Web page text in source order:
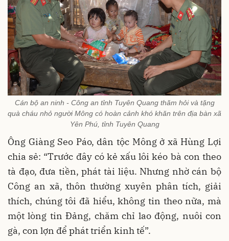
Cán bộ an ninh - Công an tỉnh Tuyên Quang thăm hỏi và tặng
quà cháu nhỏ người Mông có hoàn cảnh khó khăn trên địa bàn xã
Yên Phú, tỉnh Tuyên Quang
Ông Giàng Seo Páo, dân tộc Mông ở xã Hùng Lợi
chia sẻ: “Trước đây có kẻ xấu lôi kéo bà con theo
tà đạo, đưa tiền, phát tài liệu. Nhưng nhờ cán bộ
Công an xã, thôn thường xuyên phân tích, giải
thích, chúng tôi đã hiểu, không tin theo nữa, mà
một lòng tin Đảng, chăm chỉ lao động, nuôi con
gà, con lợn để phát triển kinh tế”.